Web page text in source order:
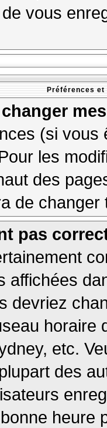
vous
Préférences
(si
les
des
de
pas
affichées
devriez
horaire
etc.
des
heure